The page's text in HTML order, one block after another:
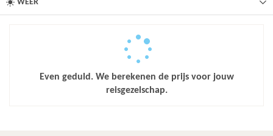
WEER
Even geduld. We berekenen de prijs voor jouw
reisgezelschap.